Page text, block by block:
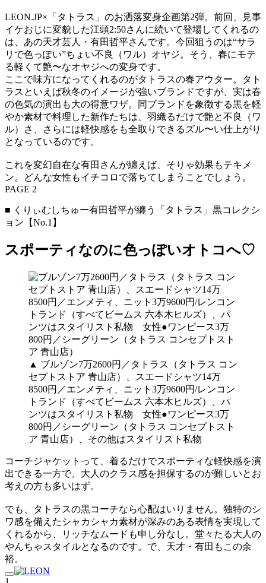
LEON.JP×「タトラス」のお洒落変身企画第2弾。前回、見事
イケおじに変貌した江頭2:50さんに続いて登場してくれるの
は、あの天才芸人・有田哲平さんです。今回狙うのは“サラ
リで色っぽい”ちょい不良（ワル）オヤジ。そう、春にモテ
る軽くて艶〜なオヤジへの変身です。
ここで味方になってくれるのがタトラスの春アウター。タト
ラスといえば秋冬のイメージが強いブランドですが、実は春
の色気の演出も大の得意ワザ。同ブランドを象徴する黒を軽
やか素材で料理した新作たちは、羽織るだけで艶と不良（ワ
ル）さ、さらには軽快感をも全取りできるズル〜い仕上がり
となっているのです。
これを変幻自在な有田さんが纏えば、そりゃ効果もテキメ
ン。どんな女性もイチコロで落ちてしまうことでしょう。
PAGE 2
■ くりぃむしちゅー有田哲平が纏う「タトラス」黒コレクシ
ョン【No.1】
スポーティなのに色っぽいオトコへ♡
▲ ブルゾン7万2600円／タトラス（タトラス コン
セプトストア 青山店）、スエードシャツ14万
8500円／エンメティ、ニット3万9600円/レンコン
トランド（すべてビームス 六本木ヒルズ）、パ
ンツはスタイリスト私物 女性●ワンピース3万
800円／シーグリーン（タトラス コンセプトスト
ア 青山店）、その他はスタイリスト私物
コーチジャケットって、着るだけでスポーティな軽快感を演
出できる一方で、大人のクラス感を担保するのが難しいとお
考えの方も多いはず。
でも、タトラスの黒コーチなら心配はいりません。独特のシ
ワ感を備えたシャカシャカ素材が深みのある表情を実現して
くれるから、リッチなムードも申し分なし。堂々たる大人の
やんちゃスタイルとなるのです。で、天才・有田もこの余
裕。